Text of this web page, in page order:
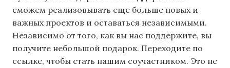
сможем реализовывать еще больше новых и
важных проектов и оставаться независимыми.
Независимо от того, как вы нас поддержите, вы
получите небольшой подарок. Переходите по
ссылке, чтобы стать нашим соучастником. Это не